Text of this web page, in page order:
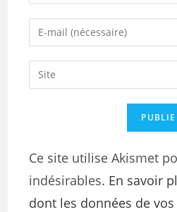
Ce site utilise Akismet
indésirables. En savoir
dont les données de